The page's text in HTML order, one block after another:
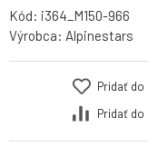
Kód: i364_M150-966
Výrobca: Alpinestars
Pridať
Pridať do